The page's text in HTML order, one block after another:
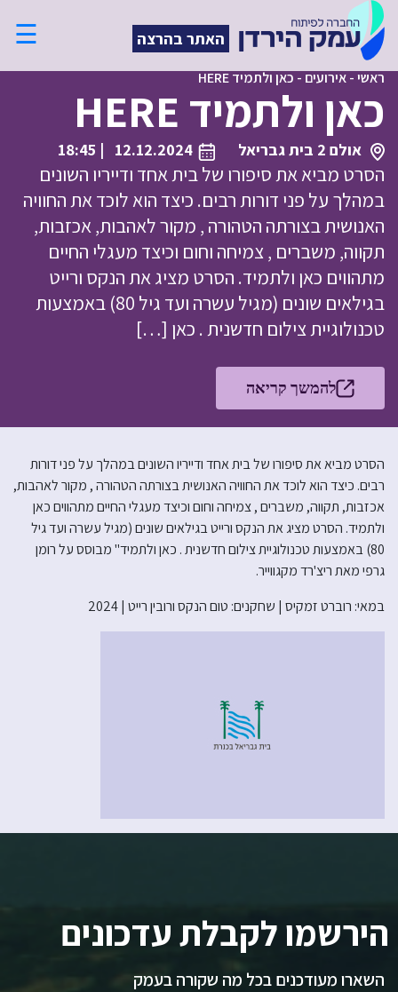
האתר בהרצה ☰
ראשי-אירועים - כאן ולתמיד HERE
כאן ולתמיד HERE
אולם 2 בית גבריאל 12.12.2024
| 18:45
הסרט מביא את סיפורו של בית אחד ודייריו השונים
במהלך על פני דורות רבים. כיצד הוא לוכד את החוויה
האנושית בצורתה הטהורה , מקור לאהבות, אכזבות,
תקווה, משברים , צמיחה וחום וכיצד מעגלי החיים
מתהווים כאן ולתמיד. הסרט מציג את הנקס ורייט
בגילאים שונים (מגיל עשרה ועד גיל 80) באמצעות
טכנולוגיית צילום חדשנית . כאן […]
להמשך קריאה
הסרט מביא את סיפורו של בית אחד ודייריו השונים במהלך על פני דורות
רבים. כיצד הוא לוכד את החוויה האנושית בצורתה הטהורה , מקור לאהבות,
אכזבות, תקווה, משברים , צמיחה וחום וכיצד מעגלי החיים מתהווים כאן
ולתמיד. הסרט מציג את הנקס ורייט בגילאים שונים (מגיל עשרה ועד גיל
80) באמצעות טכנולוגיית צילום חדשנית . כאן ולתמיד" מבוסס על רומן
גרפי מאת ריצ'רד מקגווייר.
במאי: רוברט זמקיס | שחקנים: טום הנקס ורובין רייט | 2024
הירשמו לקבלת עדכונים
השארו מעודכנים בכל מה שקורה בעמק